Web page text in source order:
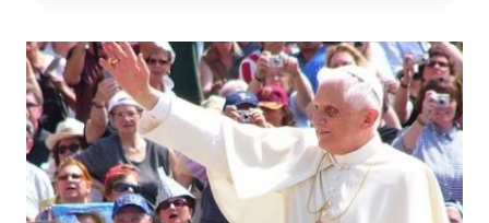
A
MODERN
PROTESTÁNS
HAZUGSÁG